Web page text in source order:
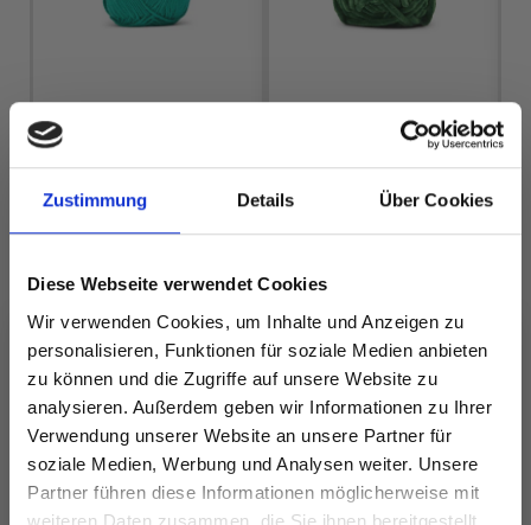
Zustimmung Details Über Cookies
Diese Webseite verwendet Cookies
Wir verwenden Cookies, um Inhalte und Anzeigen zu
personalisieren, Funktionen für soziale Medien anbieten
zu können und die Zugriffe auf unsere Website zu
analysieren. Außerdem geben wir Informationen zu Ihrer
Verwendung unserer Website an unsere Partner für
soziale Medien, Werbung und Analysen weiter. Unsere
Partner führen diese Informationen möglicherweise mit
weiteren Daten zusammen, die Sie ihnen bereitgestellt
COTTON 8/4
EUR 2.60
Alle Optionen
ansehen
LINDEHOBBY
FUZZY CHENILLE
EUR 6.40
Alle Optionen
ansehen
ANDERE HABEN SICH AUCH ANGESEHEN